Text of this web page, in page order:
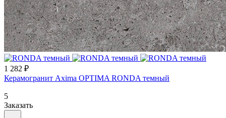
1 282 ₽
Керамогранит Axima OPTIMA RONDA темный
5
Заказать